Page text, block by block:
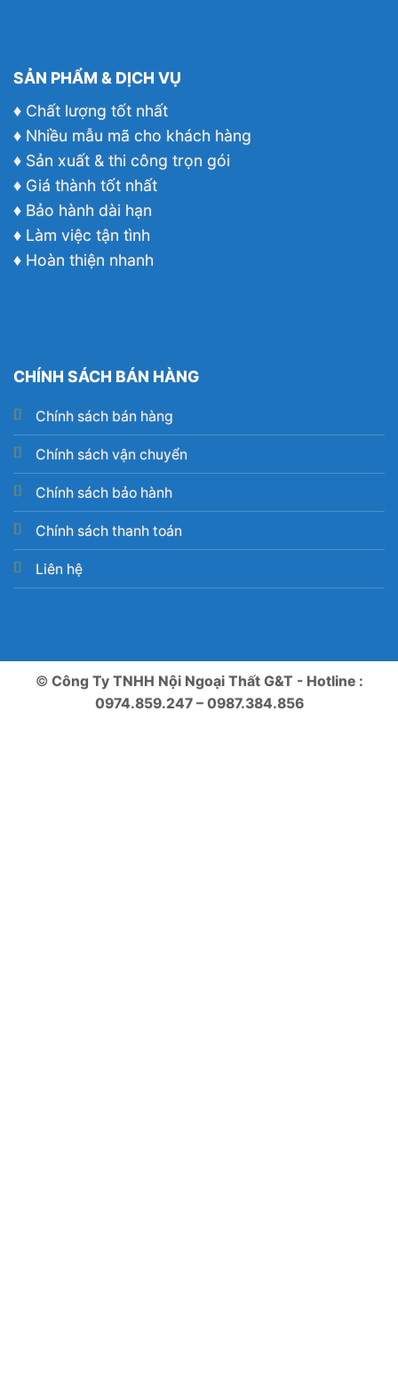
SẢN PHẨM & DỊCH VỤ
♦ Chất lượng tốt nhất
♦ Nhiều mẫu mã cho khách hàng
♦ Sản xuất & thi công trọn gói
♦ Giá thành tốt nhất
♦ Bảo hành dài hạn
♦ Làm việc tận tình
♦ Hoàn thiện nhanh
CHÍNH SÁCH BÁN HÀNG
Chính sách bán hàng
Chính sách vận chuyển
Chính sách bảo hành
Chính sách thanh toán
Liên hệ
© Công Ty TNHH Nội Ngoại Thất G&T - Hotline :
0974.859.247 – 0987.384.856